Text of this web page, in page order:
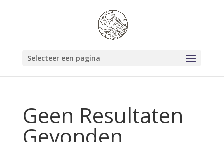
Selecteer een pagina
Geen Resultaten
Gevonden